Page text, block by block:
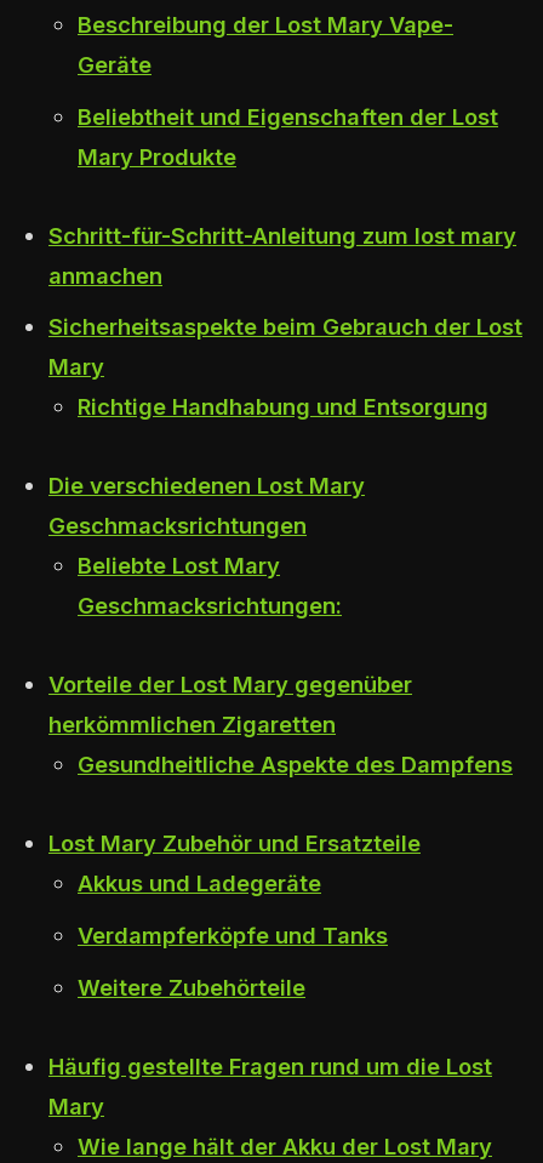
Beschreibung der Lost Mary Vape-
Geräte
Beliebtheit und Eigenschaften der Lost
Mary Produkte
Schritt-für-Schritt-Anleitung zum lost mary
anmachen
Sicherheitsaspekte beim Gebrauch der Lost
Mary
Richtige Handhabung und Entsorgung
Die verschiedenen Lost Mary
Geschmacksrichtungen
Beliebte Lost Mary
Geschmacksrichtungen:
Vorteile der Lost Mary gegenüber
herkömmlichen Zigaretten
Gesundheitliche Aspekte des Dampfens
Lost Mary Zubehör und Ersatzteile
Akkus und Ladegeräte
Verdampferköpfe und Tanks
Weitere Zubehörteile
Häufig gestellte Fragen rund um die Lost
Mary
Wie lange hält der Akku der Lost Mary